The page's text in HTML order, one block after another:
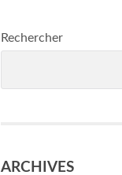
Rechercher
ARCHIVES